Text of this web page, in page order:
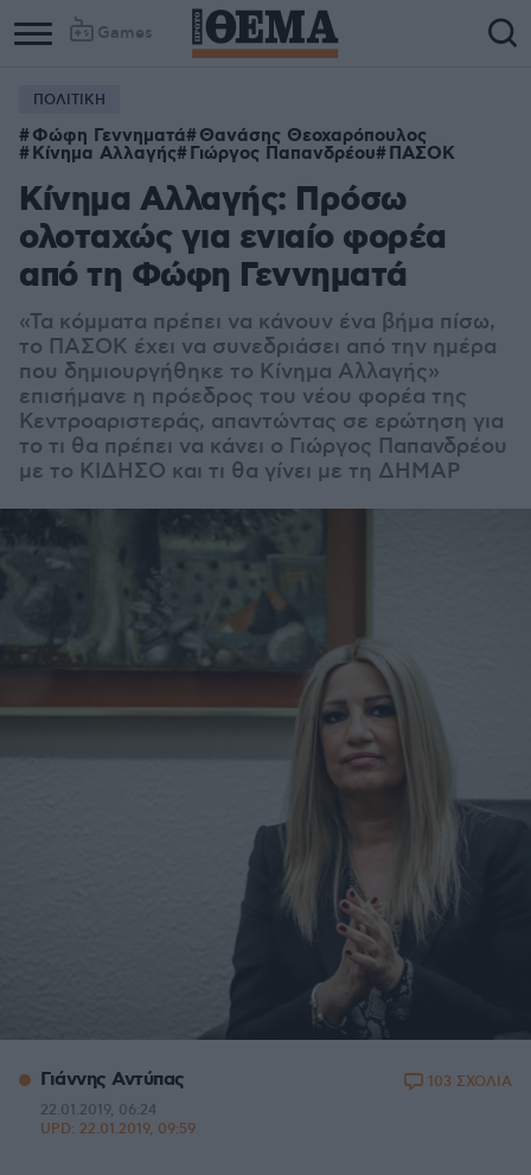
Games
ΠΟΛΙΤΙΚΗ
Φώφη Γεννηματά Θανάσης Θεοχαρόπουλος
Κίνημα Αλλαγής Γιώργος Παπανδρέου ΠΑΣΟΚ
Κίνημα Αλλαγής: Πρόσω
ολοταχώς για ενιαίο φορέα
από τη Φώφη Γεννηματά
«Τα κόμματα πρέπει να κάνουν ένα βήμα πίσω,
το ΠΑΣΟΚ έχει να συνεδριάσει από την ημέρα
που δημιουργήθηκε το Κίνημα Αλλαγής»
επισήμανε η πρόεδρος του νέου φορέα της
Κεντροαριστεράς, απαντώντας σε ερώτηση για
το τι θα πρέπει να κάνει ο Γιώργος Παπανδρέου
με το ΚΙΔΗΣΟ και τι θα γίνει με τη ΔΗΜΑΡ
Γιάννης Αντύπας
22.01.2019, 06:24
UPD: 22.01.2019, 09:59
103 ΣΧΟΛΙΑ